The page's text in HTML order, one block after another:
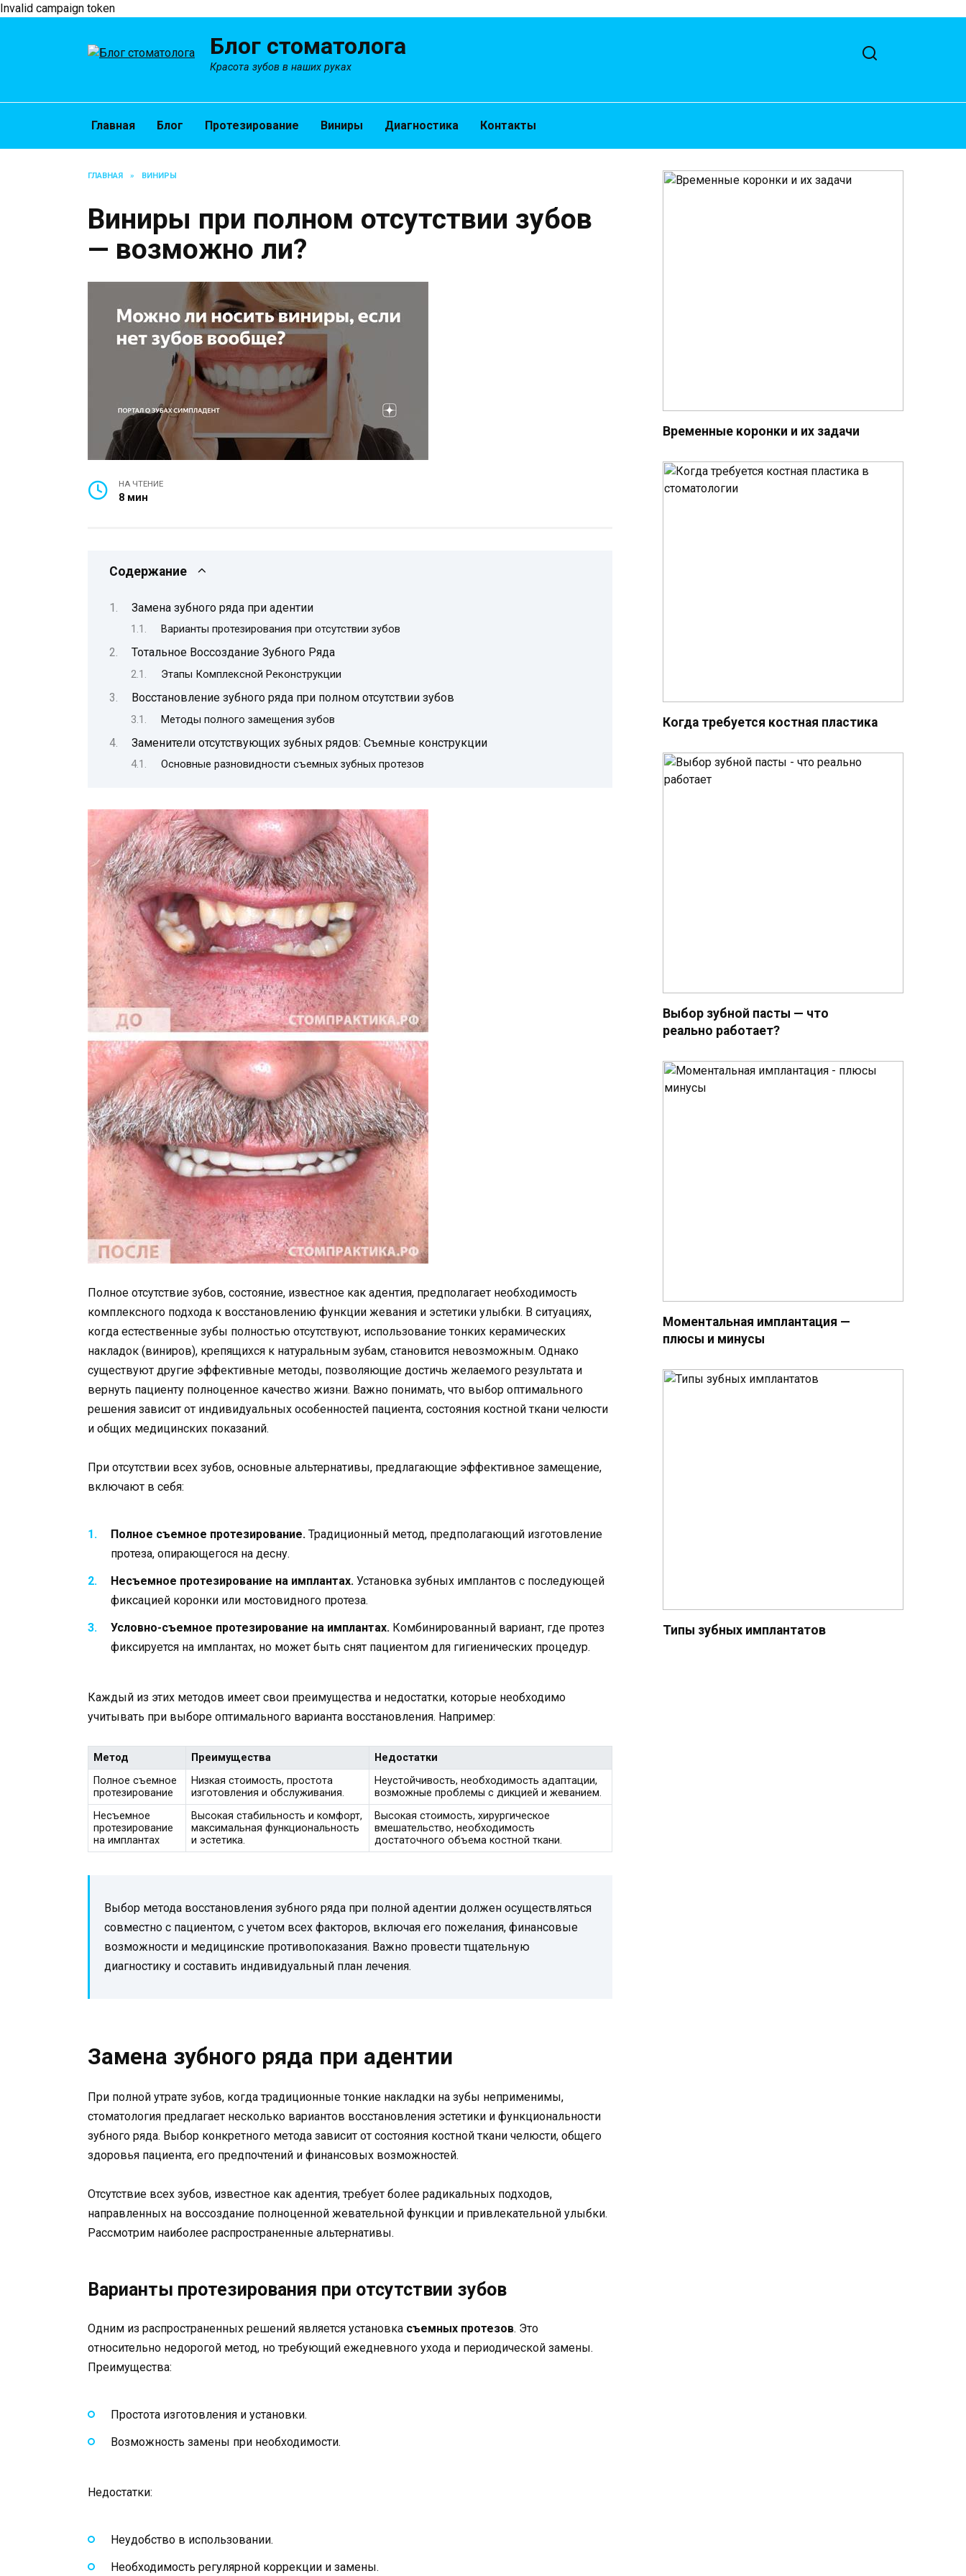
Invalid campaign token
Блог стоматолога
Красота зубов в наших руках
Главная Блог Протезирование Виниры Диагностика Контакты
ГЛАВНАЯ » ВИНИРЫ
Виниры при полном отсутствии зубов
— возможно ли?
НА ЧТЕНИЕ
8 мин
Содержание
Замена зубного ряда при адентии
Варианты протезирования при отсутствии зубов
Тотальное Воссоздание Зубного Ряда
Этапы Комплексной Реконструкции
Восстановление зубного ряда при полном отсутствии зубов
Методы полного замещения зубов
Заменители отсутствующих зубных рядов: Съемные конструкции
Основные разновидности съемных зубных протезов
Полное отсутствие зубов, состояние, известное как адентия, предполагает необходимость
комплексного подхода к восстановлению функции жевания и эстетики улыбки. В ситуациях,
когда естественные зубы полностью отсутствуют, использование тонких керамических
накладок (виниров), крепящихся к натуральным зубам, становится невозможным. Однако
существуют другие эффективные методы, позволяющие достичь желаемого результата и
вернуть пациенту полноценное качество жизни. Важно понимать, что выбор оптимального
решения зависит от индивидуальных особенностей пациента, состояния костной ткани челюсти
и общих медицинских показаний.
При отсутствии всех зубов, основные альтернативы, предлагающие эффективное замещение,
включают в себя:
Полное съемное протезирование. Традиционный метод, предполагающий изготовление
протеза, опирающегося на десну.
Несъемное протезирование на имплантах. Установка зубных имплантов с последующей
фиксацией коронки или мостовидного протеза.
Условно-съемное протезирование на имплантах. Комбинированный вариант, где протез
фиксируется на имплантах, но может быть снят пациентом для гигиенических процедур.
Каждый из этих методов имеет свои преимущества и недостатки, которые необходимо
учитывать при выборе оптимального варианта восстановления. Например:
Метод Преимущества
Недостатки
Полное съемное
протезирование
Низкая стоимость, простота
изготовления и обслуживания.
Неустойчивость, необходимость адаптации,
возможные проблемы с дикцией и жеванием.
Несъемное
протезирование
на имплантах
Высокая стабильность и комфорт,
максимальная функциональность
и эстетика.
Высокая стоимость, хирургическое
вмешательство, необходимость
достаточного объема костной ткани.
Выбор метода восстановления зубного ряда при полной адентии должен осуществляться
совместно с пациентом, с учетом всех факторов, включая его пожелания, финансовые
возможности и медицинские противопоказания. Важно провести тщательную
диагностику и составить индивидуальный план лечения.
Замена зубного ряда при адентии
При полной утрате зубов, когда традиционные тонкие накладки на зубы неприменимы,
стоматология предлагает несколько вариантов восстановления эстетики и функциональности
зубного ряда. Выбор конкретного метода зависит от состояния костной ткани челюсти, общего
здоровья пациента, его предпочтений и финансовых возможностей.
Отсутствие всех зубов, известное как адентия, требует более радикальных подходов,
направленных на воссоздание полноценной жевательной функции и привлекательной улыбки.
Рассмотрим наиболее распространенные альтернативы.
Варианты протезирования при отсутствии зубов
Одним из распространенных решений является установка съемных протезов. Это
относительно недорогой метод, но требующий ежедневного ухода и периодической замены.
Преимущества:
Простота изготовления и установки.
Возможность замены при необходимости.
Недостатки:
Неудобство в использовании.
Необходимость регулярной коррекции и замены.
Временные коронки и их задачи
Когда требуется костная пластика
Выбор зубной пасты — что
реально работает?
Моментальная имплантация —
плюсы и минусы
Типы зубных имплантатов